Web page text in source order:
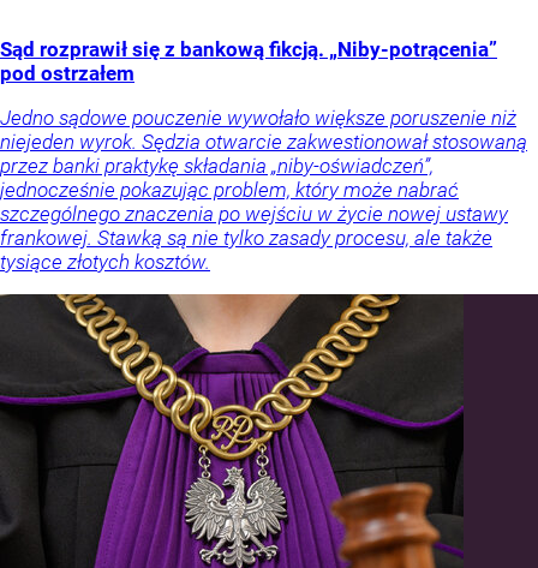
Sąd rozprawił się z bankową fikcją. „Niby-potrącenia”
pod ostrzałem
Jedno sądowe pouczenie wywołało większe poruszenie niż
niejeden wyrok. Sędzia otwarcie zakwestionował stosowaną
przez banki praktykę składania „niby-oświadczeń”,
jednocześnie pokazując problem, który może nabrać
szczególnego znaczenia po wejściu w życie nowej ustawy
frankowej. Stawką są nie tylko zasady procesu, ale także
tysiące złotych kosztów.